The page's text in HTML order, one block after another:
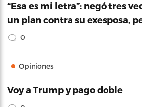
“Esa es mi letra”: negó tres
un plan contra su exesposa,
0
Opiniones
Voy a Trump y pago doble